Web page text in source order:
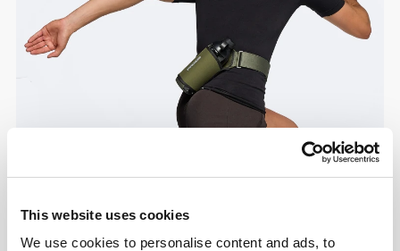
This website uses cookies
We use cookies to personalise content and ads, to